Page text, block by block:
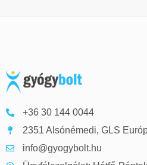
+36 30 144 0044
2351 Alsónémedi, GLS
info@gyogybolt.hu